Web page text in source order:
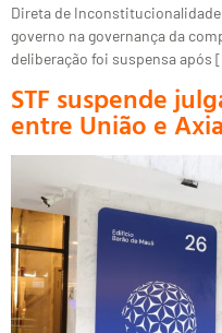
Direta de
governo na governança da
deliberação foi suspensa após
STF suspende
entre União e Axia